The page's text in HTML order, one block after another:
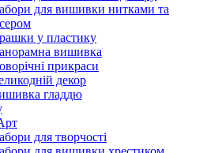
для вишивки нитками та
у пластику
вишивка
прикраси
декор
гладдю
для творчості